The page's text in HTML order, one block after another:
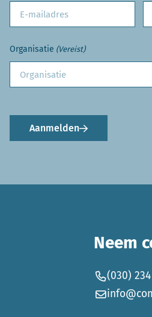
Organisatie (Vereist)
Aanmelden
Neem
(030)